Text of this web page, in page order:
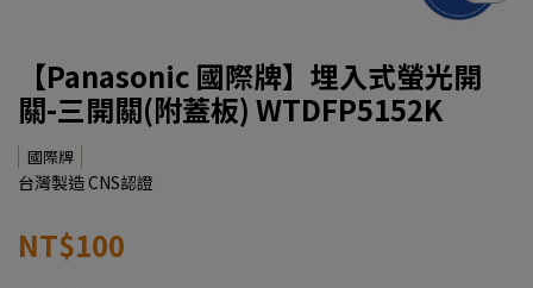
【Panasonic 國際牌】埋入式螢光開
關-三開關(附蓋板) WTDFP5152K
國際牌
台灣製造 CNS認證
NT$100